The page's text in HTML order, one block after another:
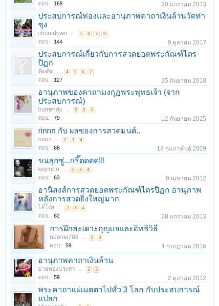
ตอบ: 169 30 มกราคม 2013
ประสบการณ์ท่องและอานุภาพคาถาเงินล้านวัดท่า
ซุง
countdown ... 5 6 7 8
ตอบ: 144 9 ตุลาคม 2017
ประสบการณ์เกี่ยวกับการสวดยอดพระกัณฑ์ไตร
ปิฏก
คิดคิด ... 4 5 6 7
ตอบ: 127 25 กันยายน 2018
อานุภาพของคาถามงกุฏพระพุทธเจ้า (จาก
ประสบการณ์)
burrendo ... 2 3 4
ตอบ: 79 12 กันยายน 2025
rinnn กับ ผลของการสวดมนต์..
rinnn ... 2 3 4
ตอบ: 68 18 กุมภาพันธ์ 2009
ขนลุกซู่...กรี๊ดดดด!!!
koymoo ... 2 3 4
ตอบ: 63 9 เมษายน 2012
อานิสงส์การสวดยอดพระกัณฑ์ไตรปิฏก อานุภาพ
หลังการสวดยิ่งใหญ่มาก
ไอ้โจ๋ย ... 2 3 4
ตอบ: 62 28 มกราคม 2013
การฝึกสะเดาะกุญเเจเเละอิทธิวิธี
noonei789 ... 2 3
ตอบ: 59 4 กรกฎาคม 2016
อานุภาพคาถาเงินล้าน
ยายทองประสา ... 2 3
ตอบ: 59 2 ตุลาคม 2012
พระคาถาแผ่เมตตาไปทั่ว 3 โลก กับประสบการณ์
แปลก